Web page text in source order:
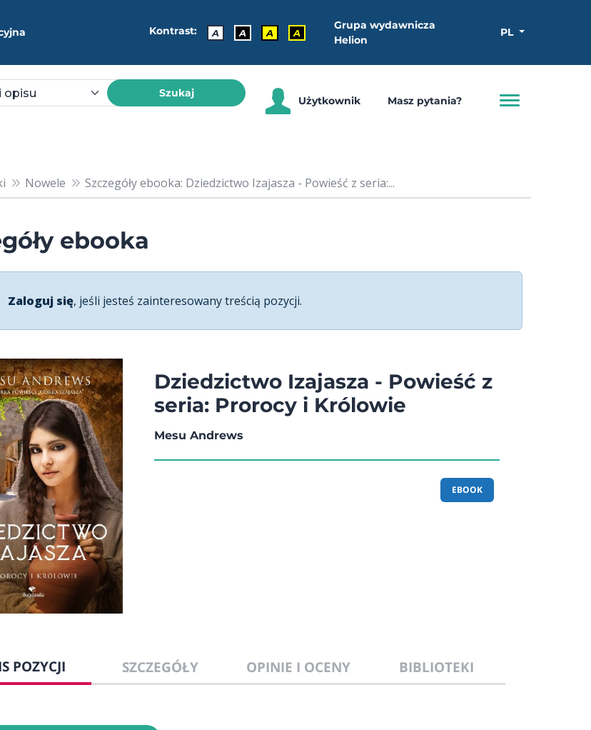
Kontrast: A A A A
Grupa wydawnicza
Helion
PL
Szukaj
Użytkownik Masz pytania?
Nowele Szczegóły ebooka: Dziedzictwo Izajasza - Powieść z seria:...
ebooka
Zaloguj się, jeśli jesteś zainteresowany treścią pozycji.
Dziedzictwo Izajasza - Powieść z
seria: Prorocy i Królowie
Mesu Andrews
EBOOK
POZYCJI SZCZEGÓŁY OPINIE I OCENY BIBLIOTEKI